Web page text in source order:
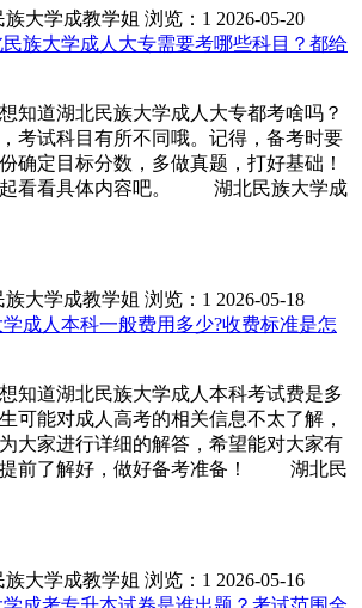
族大学成教学姐 浏览：1 2026-05-20
族大学成人大专需要考哪些科目？都给
道湖北民族大学成人大专都考啥吗？
考试科目有所不同哦。记得，备考时要
确定目标分数，多做真题，打好基础！
起看看具体内容吧。 湖北民族大学成
族大学成教学姐 浏览：1 2026-05-18
成人本科一般费用多少?收费标准是怎
道湖北民族大学成人本科考试费是多
可能对成人高考的相关信息不太了解，
大家进行详细的解答，希望能对大家有
提前了解好，做好备考准备！ 湖北民
族大学成教学姐 浏览：1 2026-05-16